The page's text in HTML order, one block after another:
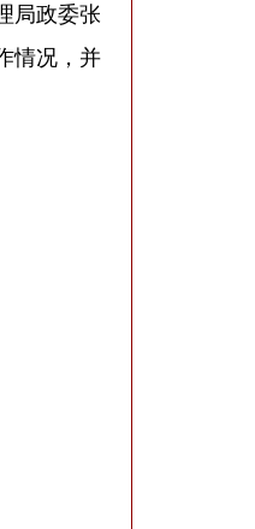
局政委张
情况，并